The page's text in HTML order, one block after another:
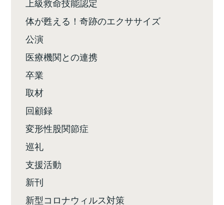
上級救命技能認定
体が甦える！奇跡のエクササイズ
公演
医療機関との連携
卒業
取材
回顧録
変形性股関節症
巡礼
支援活動
新刊
新型コロナウィルス対策